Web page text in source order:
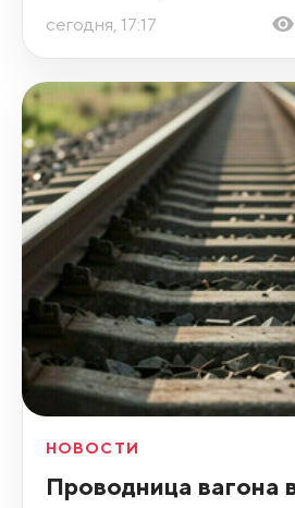
сегодня, 17:17
НОВОСТИ
Проводница вагона